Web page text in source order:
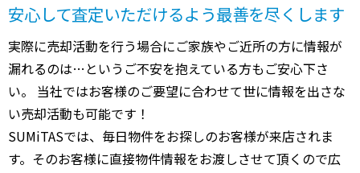
安心して査定いただけるよう最善を尽くします
実際に売却活動を行う場合にご家族やご近所の方に情報が
漏れるのは…というご不安を抱えている方もご安心下さ
い。 当社ではお客様のご要望に合わせて世に情報を出さな
い売却活動も可能です！
SUMiTASでは、毎日物件をお探しのお客様が来店されま
す。そのお客様に直接物件情報をお渡しさせて頂くので広